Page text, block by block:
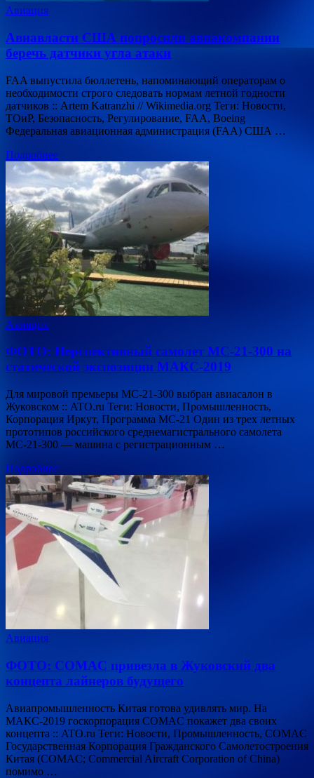
Авиация
Авиавласти США попросили авиакомпании
беречь датчики угла атаки
FAA выпустила бюллетень, напоминающий операторам о
необходимости строго следовать нормам летной годности
датчиков :: Artem Katranzhi // Wikimedia.org Теги: Новости,
ТОиР, Безопасность, Регулирование, FAA, Boeing
Федеральная авиационная администрация (FAA) США …
Подробнее
Авиация
ФОТО: Перспективный самолет МС-21-300 на
статической экспозиции МАКС-2019
Для мировой премьеры МС-21-300 выбран авиасалон в
Жуковском :: ATO.ru Теги: Новости, Промышленность,
Корпорация Иркут, Программа МС-21 Один из трех летных
прототипов российского среднемагистрального самолета
МС-21-300 — машина с регистрационным …
Подробнее
Авиация
ФОТО: COMAC привезла в Жуковский два
концепта лайнеров будущего
Авиапромышленность Китая готова удивлять мир. На
МАКС-2019 госкорпорация COMAC покажет два своих
концепта :: ATO.ru Теги: Новости, Промышленность, СOMAC
Государственная Корпорация Гражданского Самолетостроения
Китая (COMAC; Commercial Aircraft Corporation of China)
помимо …